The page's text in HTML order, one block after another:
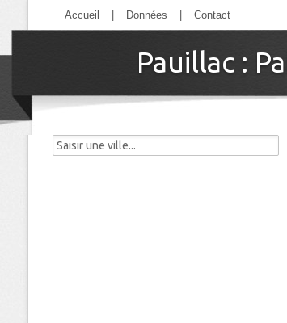
Accueil Données Contact
Pauillac :